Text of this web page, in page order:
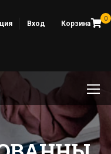
0
Вход Корзина